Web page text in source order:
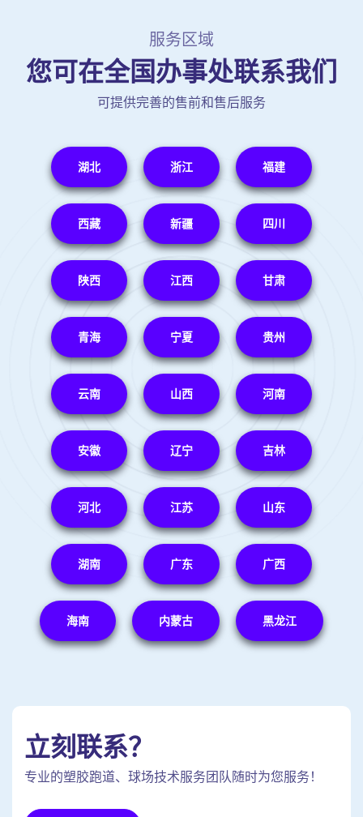
服务区域
您可在全国办事处联系我们
可提供完善的售前和售后服务
湖北 浙江 福建
西藏 新疆 四川
陕西 江西 甘肃
青海 宁夏 贵州
云南 山西 河南
安徽 辽宁 吉林
河北 江苏 山东
湖南 广东 广西
海南 内蒙古 黑龙江
立刻联系？
专业的塑胶跑道、球场技术服务团队随时为您服务！